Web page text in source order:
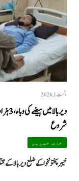
اگست 1, 2026
دیر
شروع
خاص خبریں
خیبرپختونخوا کے ضلع دیر بالا